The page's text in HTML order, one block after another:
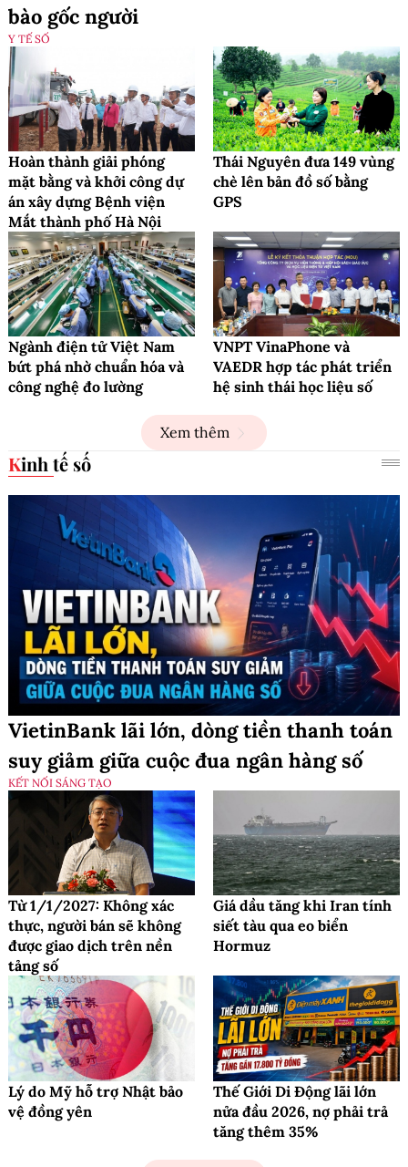
bào gốc người
Y TẾ SỐ
Hoàn thành giải phóng
mặt bằng và khởi công dự
án xây dựng Bệnh viện
Mắt thành phố Hà Nội
Thái Nguyên đưa 149 vùng
chè lên bản đồ số bằng
GPS
Ngành điện tử Việt Nam
bứt phá nhờ chuẩn hóa và
công nghệ đo lường
VNPT VinaPhone và
VAEDR hợp tác phát triển
hệ sinh thái học liệu số
Xem thêm
Kinh tế số
VietinBank lãi lớn, dòng tiền thanh toán
suy giảm giữa cuộc đua ngân hàng số
KẾT NỐI SÁNG TẠO
Từ 1/1/2027: Không xác
thực, người bán sẽ không
được giao dịch trên nền
tảng số
Giá dầu tăng khi Iran tính
siết tàu qua eo biển
Hormuz
Lý do Mỹ hỗ trợ Nhật bảo
vệ đồng yên
Thế Giới Di Động lãi lớn
nửa đầu 2026, nợ phải trả
tăng thêm 35%